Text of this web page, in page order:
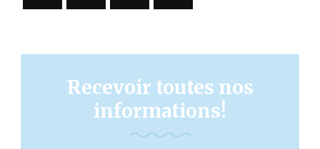
Recevoir toutes nos
informations!